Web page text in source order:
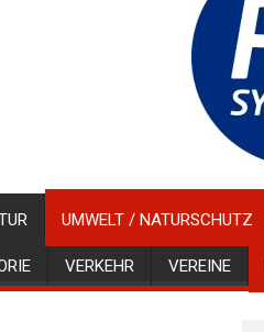
UMWELT / NATURSCHUTZ
VERKEHR VEREINE